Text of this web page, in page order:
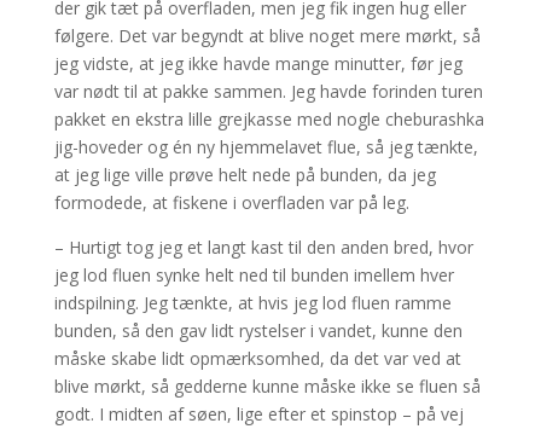
der gik tæt på overfladen, men jeg fik ingen hug eller
følgere. Det var begyndt at blive noget mere mørkt, så
jeg vidste, at jeg ikke havde mange minutter, før jeg
var nødt til at pakke sammen. Jeg havde forinden turen
pakket en ekstra lille grejkasse med nogle cheburashka
jig-hoveder og én ny hjemmelavet flue, så jeg tænkte,
at jeg lige ville prøve helt nede på bunden, da jeg
formodede, at fiskene i overfladen var på leg.
– Hurtigt tog jeg et langt kast til den anden bred, hvor
jeg lod fluen synke helt ned til bunden imellem hver
indspilning. Jeg tænkte, at hvis jeg lod fluen ramme
bunden, så den gav lidt rystelser i vandet, kunne den
måske skabe lidt opmærksomhed, da det var ved at
blive mørkt, så gedderne kunne måske ikke se fluen så
godt. I midten af søen, lige efter et spinstop – på vej